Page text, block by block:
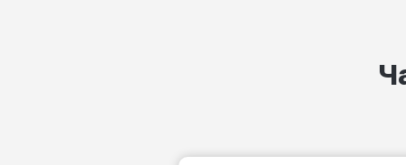
пр-д 1-й Матросова